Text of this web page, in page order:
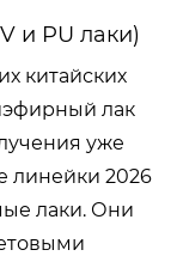
и PU лаки)
китайских
лак
уже
линейки 2026
лаки. Они